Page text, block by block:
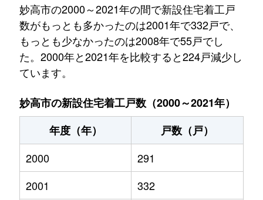
妙高市の2000～2021年の間で新設住宅着工戸
数がもっとも多かったのは2001年で332戸で、
もっとも少なかったのは2008年で55戸でし
た。2000年と2021年を比較すると224戸減少し
ています。
妙高市の新設住宅着工戸数（2000～2021年）
年度（年）
戸数（戸）
2000
291
2001
332